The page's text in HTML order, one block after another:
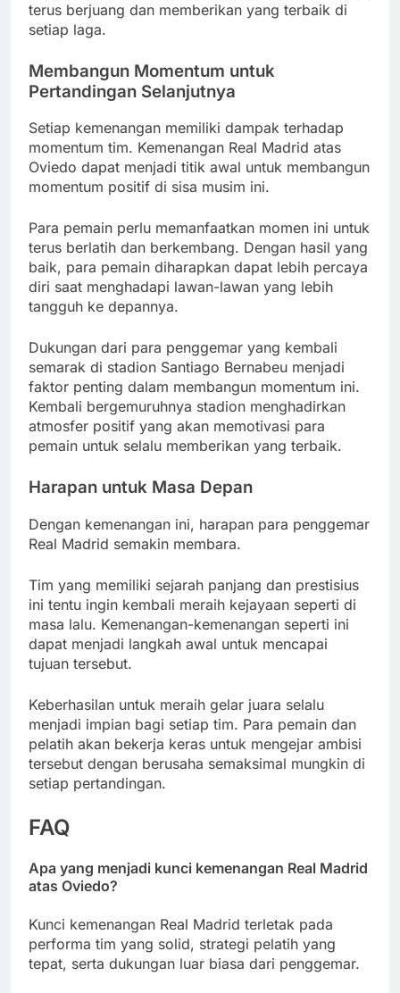
terus berjuang dan memberikan yang terbaik di
setiap laga.
Membangun Momentum untuk
Pertandingan Selanjutnya
Setiap kemenangan memiliki dampak terhadap
momentum tim. Kemenangan Real Madrid atas
Oviedo dapat menjadi titik awal untuk membangun
momentum positif di sisa musim ini.
Para pemain perlu memanfaatkan momen ini untuk
terus berlatih dan berkembang. Dengan hasil yang
baik, para pemain diharapkan dapat lebih percaya
diri saat menghadapi lawan-lawan yang lebih
tangguh ke depannya.
Dukungan dari para penggemar yang kembali
semarak di stadion Santiago Bernabeu menjadi
faktor penting dalam membangun momentum ini.
Kembali bergemuruhnya stadion menghadirkan
atmosfer positif yang akan memotivasi para
pemain untuk selalu memberikan yang terbaik.
Harapan untuk Masa Depan
Dengan kemenangan ini, harapan para penggemar
Real Madrid semakin membara.
Tim yang memiliki sejarah panjang dan prestisius
ini tentu ingin kembali meraih kejayaan seperti di
masa lalu. Kemenangan-kemenangan seperti ini
dapat menjadi langkah awal untuk mencapai
tujuan tersebut.
Keberhasilan untuk meraih gelar juara selalu
menjadi impian bagi setiap tim. Para pemain dan
pelatih akan bekerja keras untuk mengejar ambisi
tersebut dengan berusaha semaksimal mungkin di
setiap pertandingan.
FAQ
Apa yang menjadi kunci kemenangan Real Madrid
atas Oviedo?
Kunci kemenangan Real Madrid terletak pada
performa tim yang solid, strategi pelatih yang
tepat, serta dukungan luar biasa dari penggemar.